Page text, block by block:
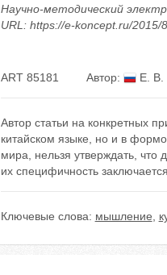
Научно-методический
URL: https://e-koncept.ru/2015/
ART 85181 Автор: Е. В.
Автор статьи на конкретных
китайском языке, но и в
мира, нельзя утверждать, что
их специфичность
Ключевые слова: мышление